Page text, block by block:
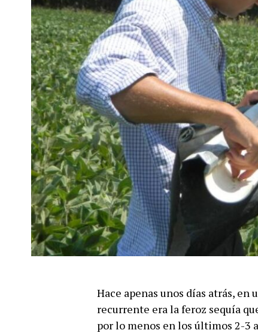
Hace apenas unos días atrás, en
recurrente era la feroz sequía
por lo menos en los últimos 2-3